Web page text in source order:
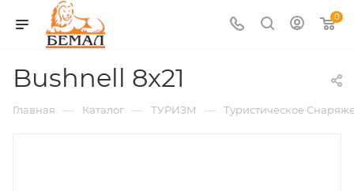
0
Bushnell 8x21
Главная — Каталог — ТУРИЗМ — Туристическое